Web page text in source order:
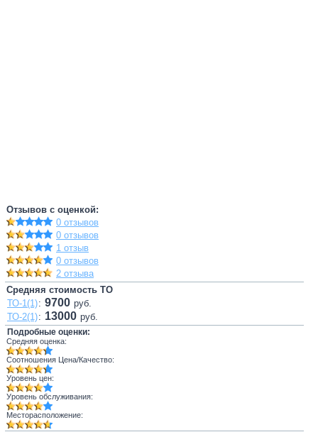
Отзывов с оценкой:
0 отзывов
0 отзывов
1 отзыв
0 отзывов
2 отзыва
Средняя стоимость ТО
ТО-1(1): 9700 руб.
ТО-2(1): 13000 руб.
Подробные оценки:
Средняя оценка:
Соотношения Цена/Качество:
Уровень цен:
Уровень обслуживания:
Месторасположение: